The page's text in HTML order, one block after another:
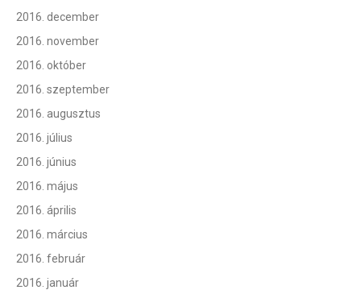
2016. december
2016. november
2016. október
2016. szeptember
2016. augusztus
2016. július
2016. június
2016. május
2016. április
2016. március
2016. február
2016. január